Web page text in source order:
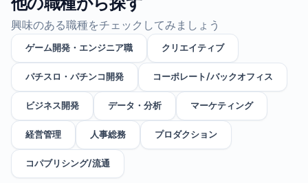
興味のある職種をチェックしてみましょう
ゲーム開発・エンジニア職 クリエイティブ
パチスロ・パチンコ開発 コーポレート/バックオフィス
ビジネス開発 データ・分析 マーケティング
経営管理 人事総務 プロダクション
コパブリシング/流通